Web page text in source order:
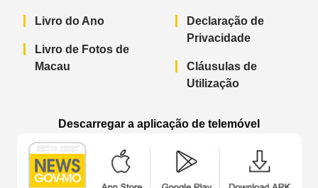
Livro do Ano
Livro de Fotos de
Macau
Declaração de
Privacidade
Cláusulas de
Utilização
Descarregar a aplicação de telemóvel